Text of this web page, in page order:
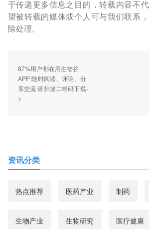
于传递更多信息之目的，转载内容不
望被转载的媒体或个人可与我们联系
除处理。
87%用户都在用生物谷
APP 随时阅读、评论、分
享交流 请扫描二维码下载-
>
资讯分类
热点推荐 医药产业 制药
生物产业 生物研究 医疗健康